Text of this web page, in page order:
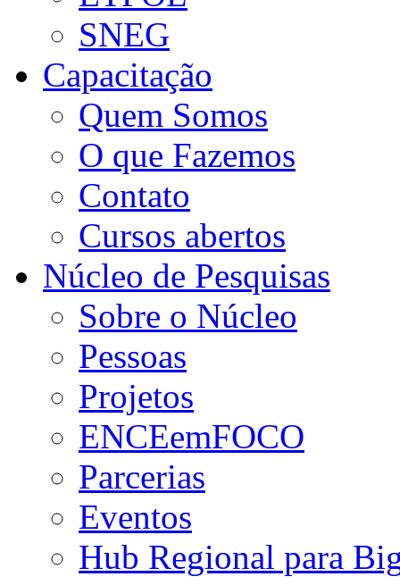
SNEG
Capacitação
Quem Somos
O que Fazemos
Contato
Cursos abertos
Núcleo de Pesquisas
Sobre o Núcleo
Pessoas
Projetos
ENCEemFOCO
Parcerias
Eventos
Hub Regional para